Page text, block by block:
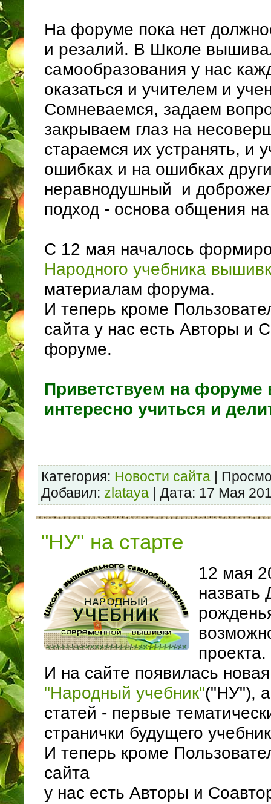
На форуме пока нет
и резалий. В Школе
самообразования у нас
оказаться и учителем и
Сомневаемся, задаем
закрываем глаз на
стараемся их устранять, и
ошибках и на ошибках
неравнодушный и
подход - основа общения
С 12 мая началось
Народного учебника
материалам форума.
И теперь кроме
сайта у нас есть Авторы и
форуме.
Приветствуем на форуме
интересно учиться и
Категория: Новости сайта |
Добавил: zlataya | Дата: 17 Мая
"НУ" на старте
12 мая
назвать
проекта.
И на сайте появилась
"Народный учебник"("НУ"),
статей - первые
странички будущего
И теперь кроме
сайта
у нас есть Авторы и